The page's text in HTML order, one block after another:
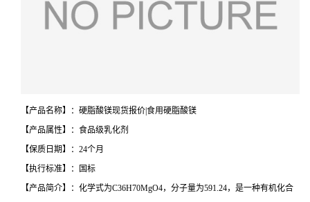
【产品名称】：硬脂酸镁现货报价|食用硬脂酸镁
【产品属性】：食品级乳化剂
【保质日期】：24个月
【执行标准】：国标
【产品简介】：化学式为C36H70MgO4，分子量为591.24，是一种有机化合